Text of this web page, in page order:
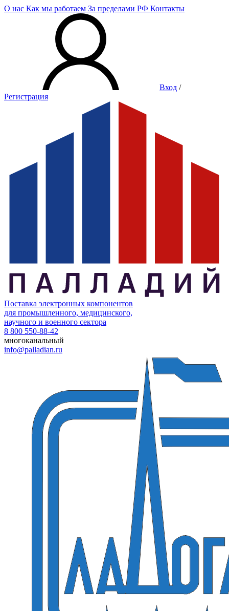
О нас Как мы работаем За пределами РФ Контакты
Вход /
Регистрация
Поставка электронных компонентов
для промышленного, медицинского,
научного и военного сектора
8 800 550-88-42
многоканальный
info@palladian.ru